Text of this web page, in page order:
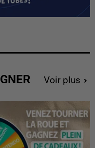
Voir plus